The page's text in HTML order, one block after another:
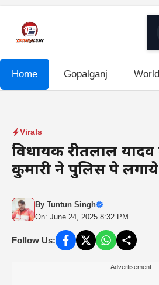
content
Home Gopalganj World
Virals
विधायक रीतलाल यादव
कुमारी ने पुलिस पे
By Tuntun Singh
On: June 24, 2025 8:32 PM
Follow Us:
---Advertisement---